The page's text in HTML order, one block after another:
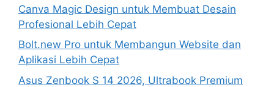
Canva Magic Design untuk Membuat Desain
Profesional Lebih Cepat
Bolt.new Pro untuk Membangun Website dan
Aplikasi Lebih Cepat
Asus Zenbook S 14 2026, Ultrabook Premium